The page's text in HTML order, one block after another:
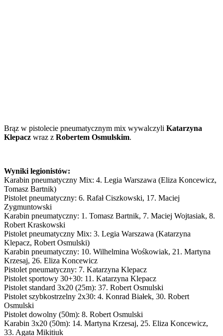
Brąz w pistolecie pneumatycznym mix wywalczyli Katarzyna
Klepacz wraz z Robertem Osmulskim.
Wyniki legionistów:
Karabin pneumatyczny Mix: 4. Legia Warszawa (Eliza Koncewicz,
Tomasz Bartnik)
Pistolet pneumatyczny: 6. Rafał Ciszkowski, 17. Maciej
Zygmuntowski
Karabin pneumatyczny: 1. Tomasz Bartnik, 7. Maciej Wojtasiak, 8.
Robert Kraskowski
Pistolet pneumatyczny Mix: 3. Legia Warszawa (Katarzyna
Klepacz, Robert Osmulski)
Karabin pneumatyczny: 10. Wilhelmina Wośkowiak, 21. Martyna
Krzesaj, 26. Eliza Koncewicz
Pistolet pneumatyczny: 7. Katarzyna Klepacz
Pistolet sportowy 30+30: 11. Katarzyna Klepacz
Pistolet standard 3x20 (25m): 37. Robert Osmulski
Pistolet szybkostrzelny 2x30: 4. Konrad Białek, 30. Robert
Osmulski
Pistolet dowolny (50m): 8. Robert Osmulski
Karabin 3x20 (50m): 14. Martyna Krzesaj, 25. Eliza Koncewicz,
33. Agata Mikitiuk